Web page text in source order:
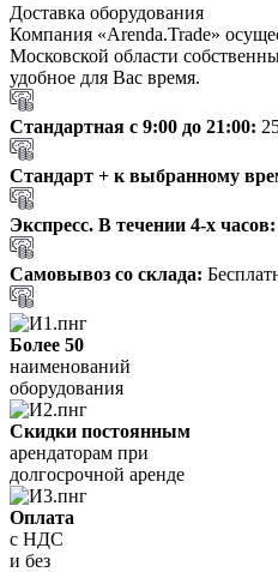
Доставка оборудования
Компания «Arenda.Trade»
Московской области
удобное для Вас время.
Стандартная с 9:00 до 21:00:
Стандарт + к выбранному
Экспресс. В течении 4-х часов:
Самовывоз со склада:
Более 50
наименований
оборудования
Скидки постоянным
арендаторам при
долгосрочной аренде
Оплата
с НДС
и без